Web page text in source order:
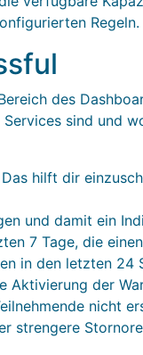
Regeln.
des
sind und
hilft dir
und damit ein
7 Tage, die
in den letzten 24
Aktivierung der
nicht
strengere